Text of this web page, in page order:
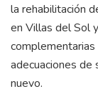
la rehabilitación
en Villas del Sol
complementarias
adecuaciones de
nuevo.